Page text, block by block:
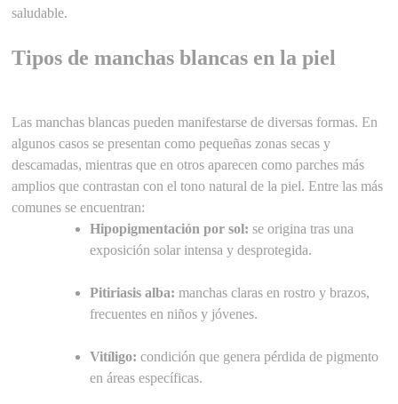
saludable.
Tipos de manchas blancas en la piel
Las manchas blancas pueden manifestarse de diversas formas. En
algunos casos se presentan como pequeñas zonas secas y
descamadas, mientras que en otros aparecen como parches más
amplios que contrastan con el tono natural de la piel. Entre las más
comunes se encuentran:
Hipopigmentación por sol: se origina tras una
exposición solar intensa y desprotegida.
Pitiriasis alba: manchas claras en rostro y brazos,
frecuentes en niños y jóvenes.
Vitíligo: condición que genera pérdida de pigmento
en áreas específicas.